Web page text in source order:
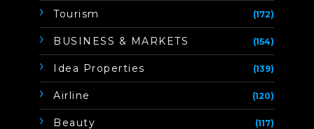
Tourism (172)
BUSINESS & MARKETS (154)
Idea Properties (139)
Airline (120)
Beauty (117)